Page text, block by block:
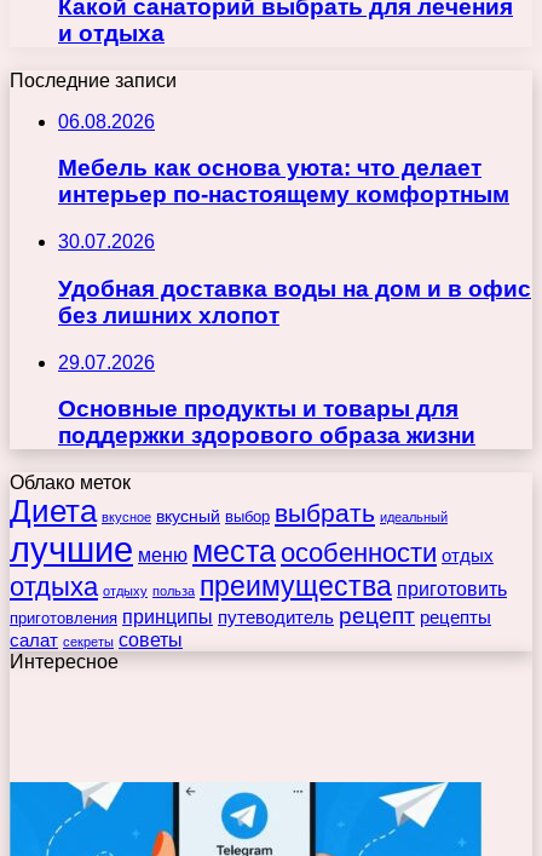
Какой санаторий выбрать для лечения
и отдыха
Последние записи
06.08.2026
Мебель как основа уюта: что делает
интерьер по-настоящему комфортным
30.07.2026
Удобная доставка воды на дом и в офис
без лишних хлопот
29.07.2026
Основные продукты и товары для
поддержки здорового образа жизни
Облако меток
Диета вкусное вкусный выбор выбрать идеальный
лучшие меню места особенности отдых
отдыха отдыху польза преимущества приготовить
приготовления принципы путеводитель рецепт рецепты
салат секреты советы
Интересное